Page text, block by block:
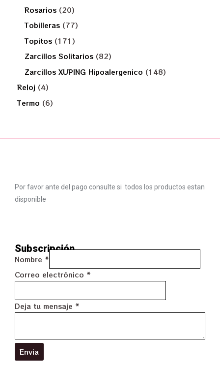
Rosarios 20
Tobilleras 77
Topitos 171
Zarcillos Solitarios 82
Zarcillos XUPING Hipoalergenico
148
Reloj
4
Termo
6
Por favor ante del pago consulte si todos los productos estan
disponible
Subscripción
Nombre *
Correo electrónico *
Deja tu mensaje *
Envia